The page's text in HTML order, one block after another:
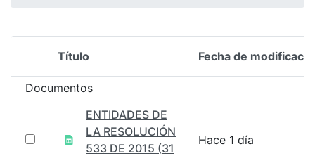
Selección del elemento
Título Fecha de
Documentos
ENTIDADES DE
LA RESOLUCIÓN
533 DE 2015 (31
Hace 1 día